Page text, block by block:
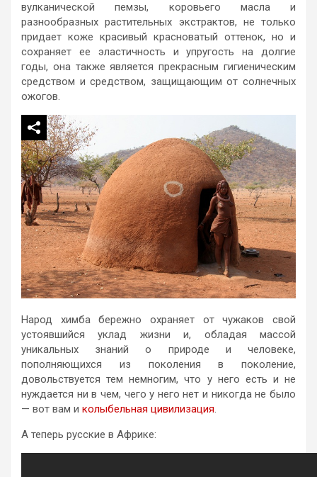
вулканической пемзы, коровьего масла и
разнообразных растительных экстрактов, не только
придает коже красивый красноватый оттенок, но и
сохраняет ее эластичность и упругость на долгие
годы, она также является прекрасным гигиеническим
средством и средством, защищающим от солнечных
ожогов.
Народ химба бережно охраняет от чужаков свой
устоявшийся уклад жизни и, обладая массой
уникальных знаний о природе и человеке,
пополняющихся из поколения в поколение,
довольствуется тем немногим, что у него есть и не
нуждается ни в чем, чего у него нет и никогда не было
— вот вам и колыбельная цивилизация.
А теперь русские в Африке: